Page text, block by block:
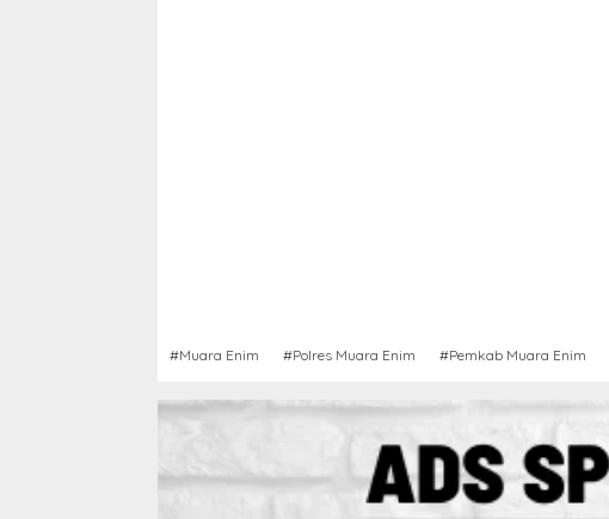
#Muara Enim #Polres Muara Enim #Pemkab Muara Enim